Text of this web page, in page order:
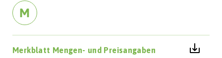
M
Merkblatt Mengen- und Preisangaben